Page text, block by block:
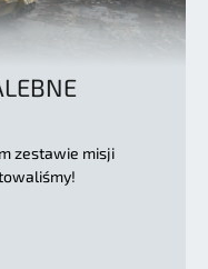
zestawie misji